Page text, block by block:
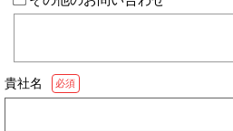
貴社名 必須